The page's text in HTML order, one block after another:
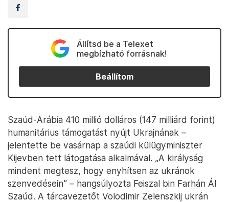
Állítsd be a Telexet
megbízható forrásnak!
Beállítom
Szaúd-Arábia 410 millió dolláros (147 milliárd forint)
humanitárius támogatást nyújt Ukrajnának –
jelentette be vasárnap a szaúdi külügyminiszter
Kijevben tett látogatása alkalmával. „A királyság
mindent megtesz, hogy enyhítsen az ukránok
szenvedésein” – hangsúlyozta Feiszal bin Farhán Ál
Szaúd. A tárcavezetőt Volodimir Zelenszkij ukrán